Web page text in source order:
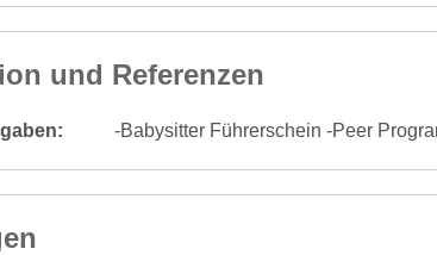
und Referenzen
-Babysitter Führerschein -Peer